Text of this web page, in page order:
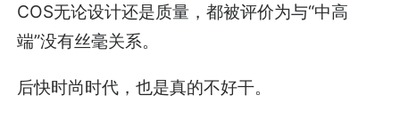
COS无论设计还是质量，都被评价为与“中高
端”没有丝毫关系。
后快时尚时代，也是真的不好干。